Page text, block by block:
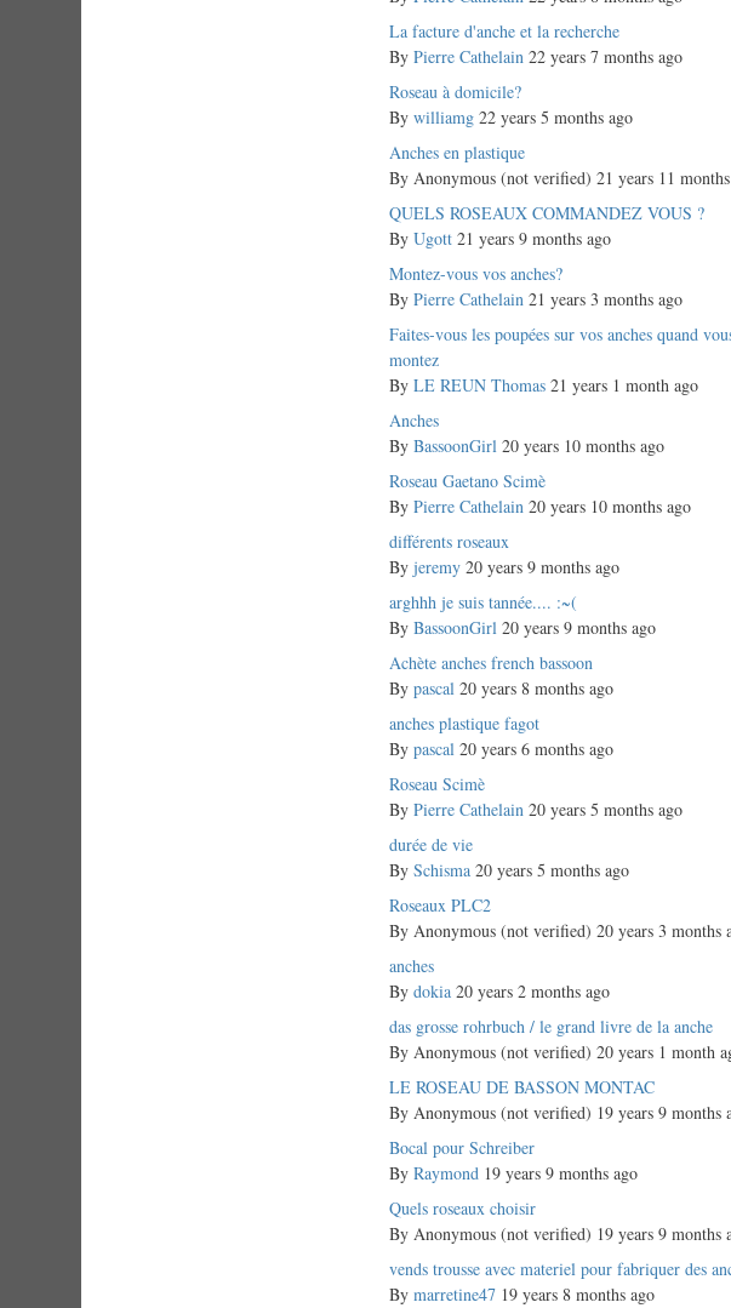
Normal
topic
La facture d'anche et la recherche
ByPierre Cathelain 22 years 7 months ago
Normal
topic
Roseau à domicile?
Bywilliamg 22 years 5 months ago
Normal
topic
Anches en plastique
ByAnonymous (not verified) 21 years 11
Normal
topic
QUELS ROSEAUX COMMANDEZ VOUS ?
ByUgott 21 years 9 months ago
Normal
topic
Montez-vous vos anches?
ByPierre Cathelain 21 years 3 months ago
Normal
topic
Faites-vous les poupées sur vos anches quand
montez
ByLE REUN Thomas 21 years 1 month ago
Normal
topic
Anches
ByBassoonGirl 20 years 10 months ago
Normal
topic
Roseau Gaetano Scimè
ByPierre Cathelain 20 years 10 months ago
Normal
topic
différents roseaux
Byjeremy 20 years 9 months ago
Normal
topic
arghhh je suis tannée.... :~(
ByBassoonGirl 20 years 9 months ago
Normal
topic
Achète anches french bassoon
Bypascal 20 years 8 months ago
Normal
topic
anches plastique fagot
Bypascal 20 years 6 months ago
Normal
topic
Roseau Scimè
ByPierre Cathelain 20 years 5 months ago
Normal
topic
durée de vie
BySchisma 20 years 5 months ago
Normal
topic
Roseaux PLC2
ByAnonymous (not verified) 20 years 3 months
Normal
topic
anches
Bydokia 20 years 2 months ago
Normal
topic
das grosse rohrbuch / le grand livre de la anche
ByAnonymous (not verified) 20 years 1 month
Normal
topic
LE ROSEAU DE BASSON MONTAC
ByAnonymous (not verified) 19 years 9 months
Normal
topic
Bocal pour Schreiber
ByRaymond 19 years 9 months ago
Normal
topic
Quels roseaux choisir
ByAnonymous (not verified) 19 years 9 months
Normal
topic
vends trousse avec materiel pour fabriquer des
Bymarretine47 19 years 8 months ago